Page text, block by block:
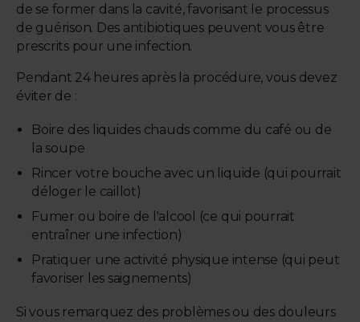
de se former dans la cavité, favorisant le processus
de guérison. Des antibiotiques peuvent vous être
prescrits pour une infection.
Pendant 24 heures après la procédure, vous devez
éviter de :
Boire des liquides chauds comme du café ou de
la soupe
Rincer votre bouche avec un liquide (qui pourrait
déloger le caillot)
Fumer ou boire de l'alcool (ce qui pourrait
entraîner une infection)
Pratiquer une activité physique intense (qui peut
favoriser les saignements)
Si vous remarquez des problèmes ou des douleurs